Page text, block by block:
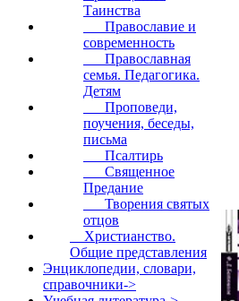
Таинства
Православие и
современность
Православная
семья. Педагогика.
Детям
Проповеди,
поучения, беседы,
письма
Псалтирь
Священное
Предание
Творения святых
отцов
Христианство.
Общие представления
Энциклопедии, словари,
справочники->